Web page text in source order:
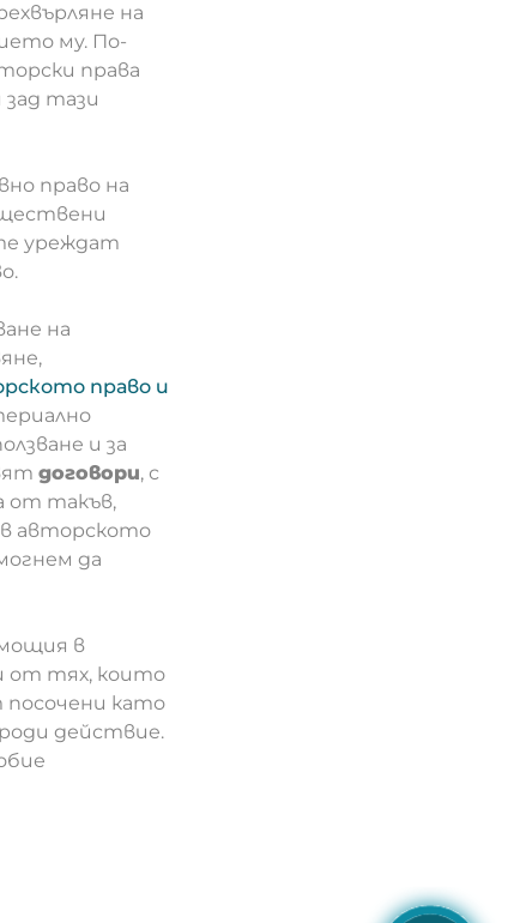
на
му. По-
права
зад тази
право на
уреждат
на
право и
и за
договори, с
от такъв,
авторското
да
в
от тях, които
посочени като
действие.